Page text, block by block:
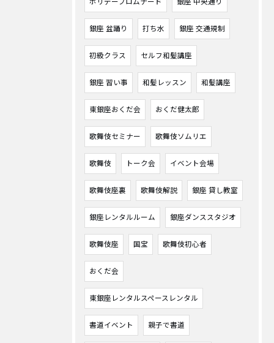
銀座 盆踊り 打ち水 銀座 交通規制
初級クラス セルフ和髪講座
銀座 習い事 和髪レッスン 和髪講座
東銀座おくだ会 おくだ健太郎
歌舞伎セミナー 歌舞伎ソムリエ
歌舞伎 トーク会 イベント会場
歌舞伎座裏 歌舞伎解説 銀座 貸し教室
銀座レンタルルーム 銀座ダンススタジオ
歌舞伎座 国宝 歌舞伎初心者
おくだ会
東銀座レンタルスペースレンタル
書道イベント 親子で書道